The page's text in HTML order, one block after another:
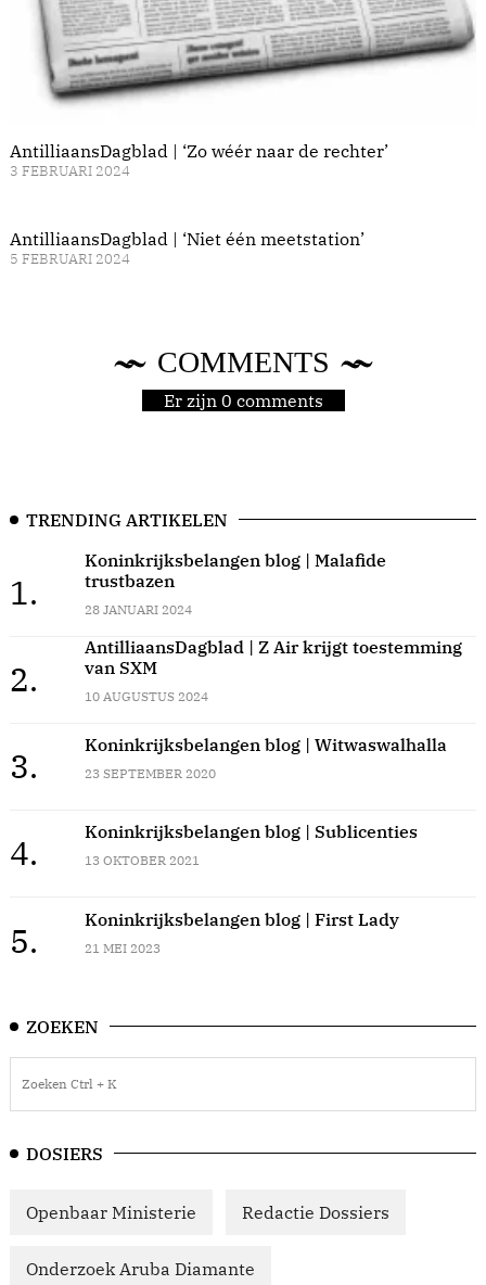
AntilliaansDagblad | ‘Zo wéér naar de rechter’
3 FEBRUARI 2024
AntilliaansDagblad | ‘Niet één meetstation’
5 FEBRUARI 2024
COMMENTS
Er zijn 0 comments
TRENDING ARTIKELEN
1.
Koninkrijksbelangen blog | Malafide
trustbazen
28 JANUARI 2024
2.
AntilliaansDagblad | Z Air krijgt toestemming
van SXM
10 AUGUSTUS 2024
3.
Koninkrijksbelangen blog | Witwaswalhalla
23 SEPTEMBER 2020
4.
Koninkrijksbelangen blog | Sublicenties
13 OKTOBER 2021
5.
Koninkrijksbelangen blog | First Lady
21 MEI 2023
ZOEKEN
DOSIERS
Openbaar Ministerie Redactie Dossiers
Onderzoek Aruba Diamante